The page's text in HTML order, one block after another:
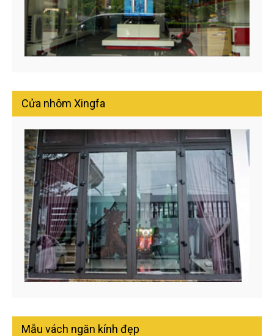
Cửa nhôm Xingfa
Mẫu vách ngăn kính đẹp